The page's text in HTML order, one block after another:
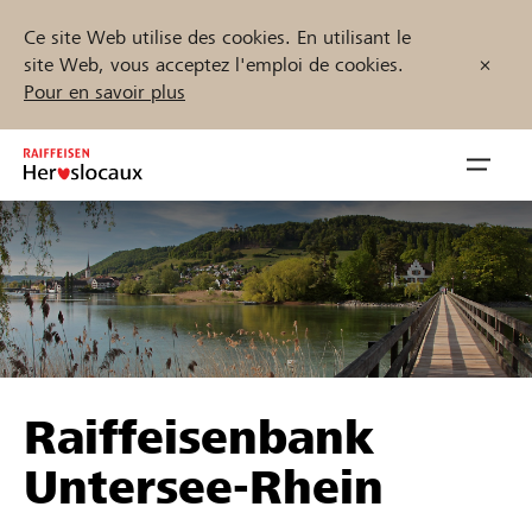
Ce site Web utilise des cookies. En utilisant le
site Web, vous acceptez l'emploi de cookies.
Pour en savoir plus
Inhalt
springen
öffnen
Parrainer
Soutien & assistance
Trouvez des projets et des organisations
Démarrez maintenant
Raiffeisenbank
Untersee-Rhein